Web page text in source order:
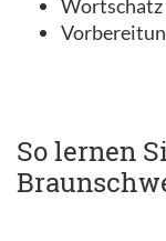
So lernen